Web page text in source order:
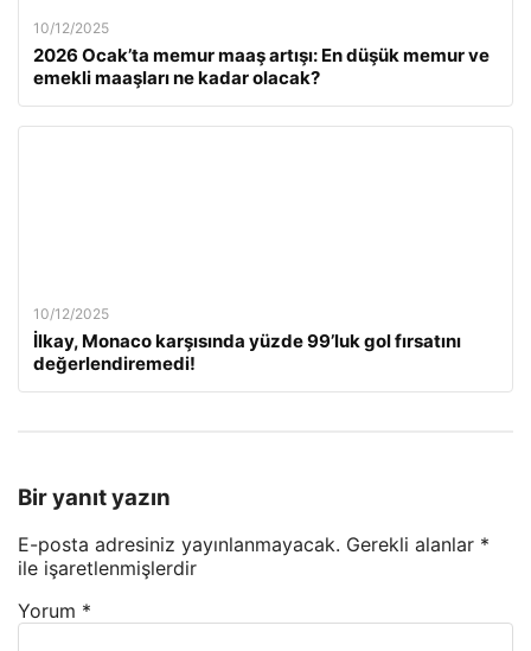
10/12/2025
2026 Ocak’ta memur maaş artışı: En düşük memur ve
emekli maaşları ne kadar olacak?
10/12/2025
İlkay, Monaco karşısında yüzde 99’luk gol fırsatını
değerlendiremedi!
Bir yanıt yazın
E-posta adresiniz yayınlanmayacak. Gerekli alanlar *
ile işaretlenmişlerdir
Yorum *